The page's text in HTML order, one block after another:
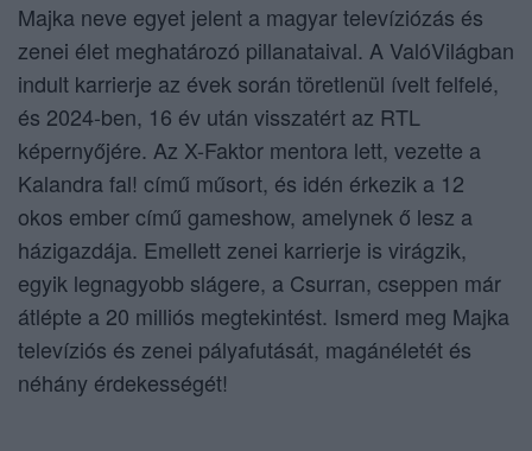
Majka neve egyet jelent a magyar televíziózás és
zenei élet meghatározó pillanataival. A ValóVilágban
indult karrierje az évek során töretlenül ívelt felfelé,
és 2024-ben, 16 év után visszatért az RTL
képernyőjére. Az X-Faktor mentora lett, vezette a
Kalandra fal! című műsort, és idén érkezik a 12
okos ember című gameshow, amelynek ő lesz a
házigazdája. Emellett zenei karrierje is virágzik,
egyik legnagyobb slágere, a Csurran, cseppen már
átlépte a 20 milliós megtekintést. Ismerd meg Majka
televíziós és zenei pályafutását, magánéletét és
néhány érdekességét!